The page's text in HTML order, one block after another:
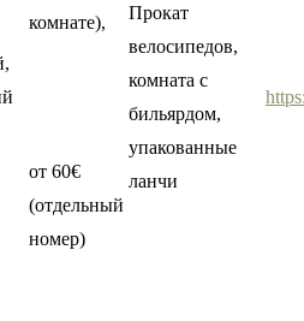
комнате),
от 60€
(отдельный
номер)
Прокат
велосипедов,
комната с
бильярдом,
упакованные
ланчи